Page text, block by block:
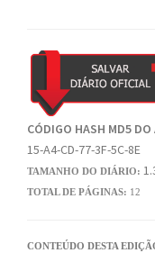
CÓDIGO HASH MD5
15-A4-CD-77-3F-5C-8E
TAMANHO DO DIÁRIO:
TOTAL DE PÁGINAS: 12
CONTEÚDO DESTA